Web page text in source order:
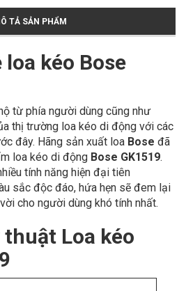
TẢ SẢN PHẨM
kéo Bose
từ phía người dùng cũng như
thị trường loa kéo di động với các
đây. Hãng sản xuất loa Bose đã
loa kéo di động Bose GK1519.
tính năng hiện đại tiên
sắc độc đáo, hứa hẹn sẽ đem lại
cho người dùng khó tính nhất.
Loa kéo